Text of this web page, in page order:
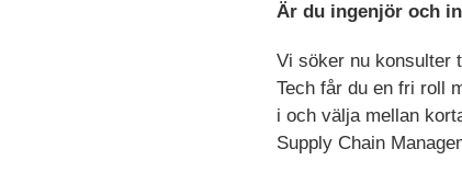
Är du ingenjör och
Vi söker nu konsulter
Tech får du en fri roll
i och välja mellan
Supply Chain